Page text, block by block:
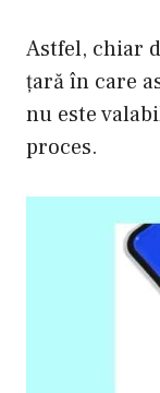
Astfel, chiar
țară în care
nu este
proces.